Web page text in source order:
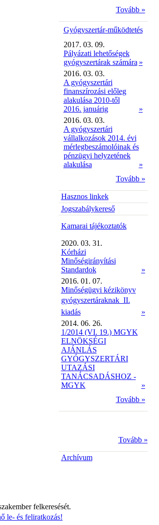
Tovább »
Gyógyszertár-működtetés
2017. 03. 09.
Pályázati lehetőségek
gyógyszertárak számára »
2016. 03. 03.
A gyógyszertári
finanszírozási előleg
alakulása 2010-től
2016. januárig
»
2016. 03. 03.
A gyógyszertári
vállalkozások 2014. évi
mérlegbeszámolóinak és
pénzügyi helyzetének
alakulása
»
Tovább »
Hasznos linkek
Jogszabálykereső
Kamarai tájékoztatók
2020. 03. 31.
Kórházi
Minőségirányítási
Standardok
»
2016. 01. 07.
Minőségügyi kézikönyv
gyógyszertáraknak  II.
kiadás
»
2014. 06. 26.
1/2014 (VI. 19.) MGYK
ELNÖKSÉGI
AJÁNLÁS
GYÓGYSZERTÁRI
UTAZÁSI
TANÁCSADÁSHOZ -
MGYK
»
Tovább »
Tovább »
Archívum
felkeresését.
le- és feliratkozás!